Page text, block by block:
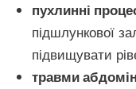
пухлинні
підшлункової
підвищувати
травми